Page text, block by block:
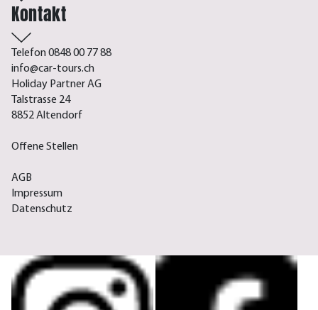
Kontakt
Telefon 0848 00 77 88
info@car-tours.ch
Holiday Partner AG
Talstrasse 24
8852 Altendorf
Offene Stellen
AGB
Impressum
Datenschutz